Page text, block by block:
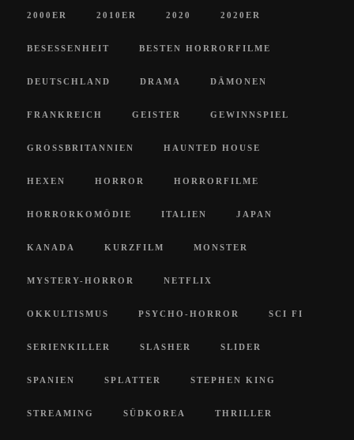
2000ER 2010ER 2020 2020ER
BESESSENHEIT BESTEN HORRORFILME
DEUTSCHLAND DRAMA DÄMONEN
FRANKREICH GEISTER GEWINNSPIEL
GROSSBRITANNIEN HAUNTED HOUSE
HEXEN HORROR HORRORFILME
HORRORKOMÖDIE ITALIEN JAPAN
KANADA KURZFILM MONSTER
MYSTERY-HORROR NETFLIX
OKKULTISMUS PSYCHO-HORROR SCI FI
SERIENKILLER SLASHER SLIDER
SPANIEN SPLATTER STEPHEN KING
STREAMING SÜDKOREA THRILLER